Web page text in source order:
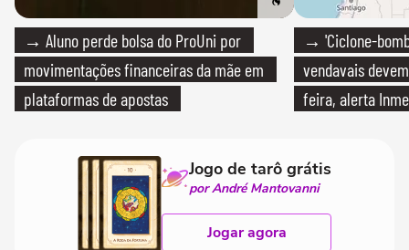
→ Aluno perde bolsa do ProUni por
movimentações financeiras da mãe em
plataformas de apostas
→ 'Ciclone-
vendavais
feira, alerta
Jogo de tarô grátis
por André Mantovanni
Jogar agora